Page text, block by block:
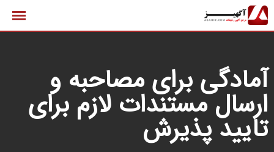
پرش
به
آمادگی برای مصاحبه و
ارسال مستندات لازم برای
تایید پذیرش